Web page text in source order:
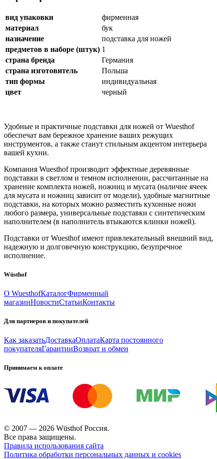
вид упаковки
фирменная
материал
бук
назначение
подставка для ножей
предметов в наборе (штук) 1
страна бренда
Германия
страна изготовитель
Польша
тип формы
индивидуальная
цвет
черный
Удобные и практичные подставки для ножей от Wuesthof
обеспечат вам бережное хранение ваших режущих
инструментов, а также станут стильным акцентом интерьера
вашей кухни.
Компания Wuesthof производит эффектные деревянные
подставки в светлом и темном исполнении, рассчитанные на
хранение комплекта ножей, ножниц и мусата (наличие ячеек
для мусата и ножниц зависит от модели), удобные магнитные
подставки, на которых можно разместить кухонные ножи
любого размера, универсальные подставки с синтетическим
наполнителем (в наполнитель втыкаются клинки ножей).
Подставки от Wuesthof имеют привлекательный внешний вид,
надежную и долговечную конструкцию, безупречное
исполнение.
Wüsthof
О WuesthofКаталогФирменный
магазинНовостиСтатьиКонтакты
Для партнеров и покупателей
Как заказатьДоставкаОплатаКарта постоянного
покупателяГарантииВозврат и обмен
Принимаем к оплате
© 2007 — 2026 Wüsthof Россия.
Все права защищены.
Правила использования сайта
Политика обработки персональных данных и cookies